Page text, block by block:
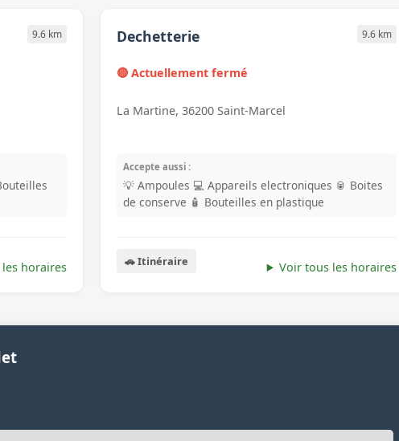
9.6 km
horaires
Dechetterie 9.6 km
🔴 Actuellement fermé
La Martine, 36200 Saint-Marcel
Accepte aussi :
💡 Ampoules 💻 Appareils electroniques 🥫 Boites
de conserve 🧴 Bouteilles en plastique
🚗 Itinéraire Voir tous les horaires